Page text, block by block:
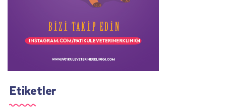
Etiketler